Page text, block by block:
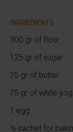
INGREDIENTS
300 gr of flour
125 gr of sugar
75 gr of butter
75 gr of white
1 egg
½ sachet for